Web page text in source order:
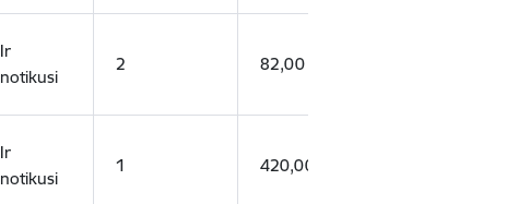
Ir
notikusi
2 82,00
Ir
notikusi
1 420,00